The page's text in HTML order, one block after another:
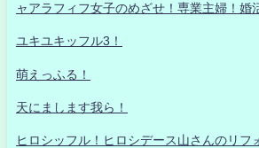
ャアラフィフ女子のめざせ！専業主婦！婚
ユキユキッフル3！
萌えっふる！
天にまします我ら！
ヒロシッフル！ヒロシデース山さんのリフ